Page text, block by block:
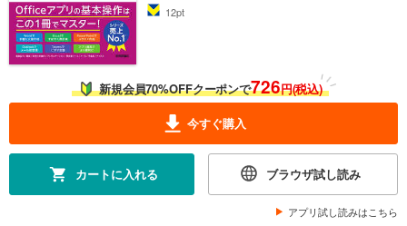
12pt
新規会員70%OFFクーポンで726円(税込)
今すぐ購入
カートに入れる ブラウザ試し読み
アプリ試し読みはこちら